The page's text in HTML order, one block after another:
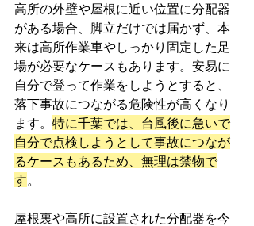
高所の外壁や屋根に近い位置に分配器
がある場合、脚立だけでは届かず、本
来は高所作業車やしっかり固定した足
場が必要なケースもあります。安易に
自分で登って作業をしようとすると、
落下事故につながる危険性が高くなり
ます。 特に千葉では、台風後に急いで
自分で点検しようとして事故につなが
るケースもあるため、無理は禁物で
す。
屋根裏や高所に設置された分配器を今